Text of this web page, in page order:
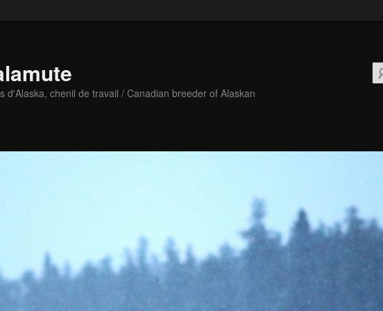
d'Alaska, chenil de travail / Canadian breeder of Alaskan